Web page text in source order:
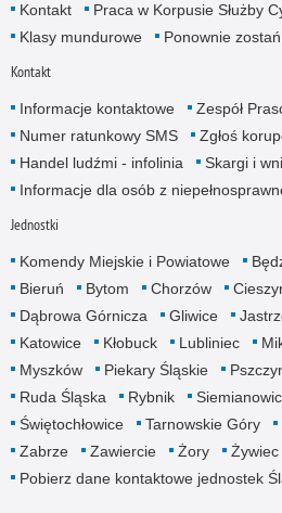
Kontakt
Praca w Korpusie Służby
Klasy mundurowe
Ponownie
Kontakt
Informacje kontaktowe
Zespół
Numer ratunkowy SMS
Zgłoś
Handel ludźmi - infolinia
Skargi i
Informacje dla osób z
Jednostki
Komendy Miejskie i Powiatowe
Bieruń
Bytom Chorzów
Dąbrowa Górnicza
Gliwice
Katowice
Kłobuck Lubliniec
Myszków
Piekary Śląskie
Ruda Śląska
Rybnik
Świętochłowice
Tarnowskie Góry
Zabrze
Zawiercie Żory
Żywiec
Pobierz dane kontaktowe jednostek